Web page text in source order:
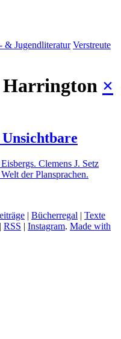
& Jugendliteratur Verstreute
×
Clemens J. Setz
der Plansprachen.
| Bücherregal | Texte
| RSS | Instagram. Made with